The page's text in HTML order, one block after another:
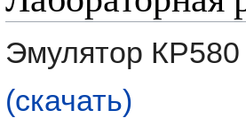
навигации
поиску
Эмулятор
(скачать)